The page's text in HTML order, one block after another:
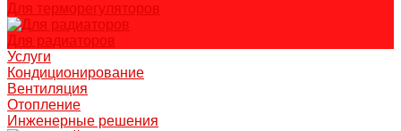
Для терморегуляторов
Для радиаторов
Услуги
Кондиционирование
Вентиляция
Отопление
Инженерные решения